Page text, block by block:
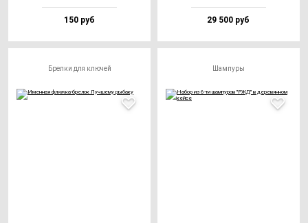
150 руб 29 500 руб
Брелки для ключей Шампуры